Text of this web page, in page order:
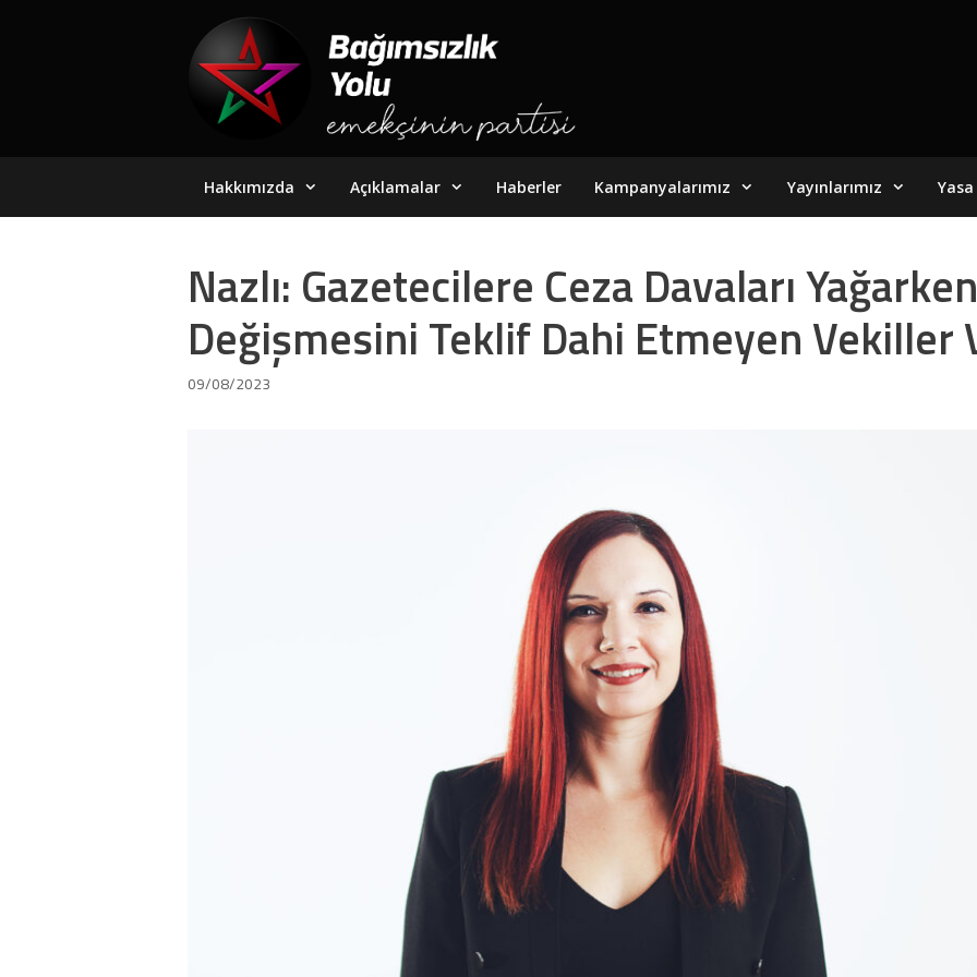
Hakkımızda Açıklamalar Haberler Kampanyalarımız Yayınlarımız Yasa
Nazlı: Gazetecilere Ceza Davaları
Değişmesini Teklif Dahi Etmeyen Vekiller
09/08/2023